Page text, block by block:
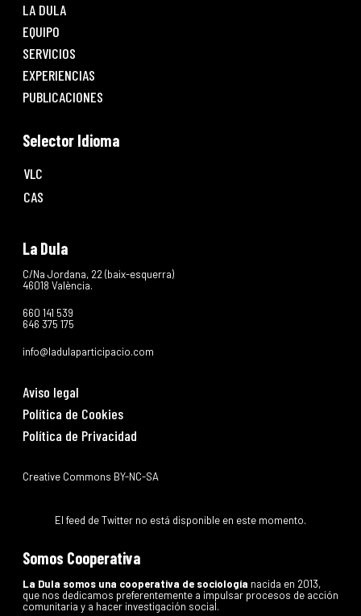
LA DULA
EQUIPO
SERVICIOS
EXPERIENCIAS
PUBLICACIONES
Selector Idioma
VLC
CAS
La Dula
C/Na Jordana, 22 (baix-esquerra)
46018 València.
660 141 539
646 375 175
info@ladulaparticipacio.com
Aviso legal
Política de Cookies
Política de Privacidad
Creative Commons BY-NC-SA
El feed de Twitter no está disponible en este momento.
Somos Cooperativa
La Dula somos una cooperativa de sociología nacida en 2013,
que nos dedicamos preferentemente a impulsar procesos de acción
comunitaria y a hacer investigación social.